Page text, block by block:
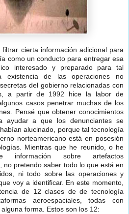
filtrar cierta información adicional para
como un conducto para entregar esa
interesado y preparado para tal
existencia de las operaciones no
del gobierno relacionadas con
a partir de 1992 hice la labor de
casos penetrar muchas de los
Pensé que obtener conocimientos
ayudar a que los denunciantes se
alucinado, porque tal tecnología
norteamericano está en posesión
Mientras que he reunido, o he
información sobre artefactos
no pretendo saber todo lo que está en
ni todo sobre las operaciones y
voy a identificar. En este momento,
de 12 clases de de tecnología
aeroespaciales, todas con
forma. Estos son los 12: